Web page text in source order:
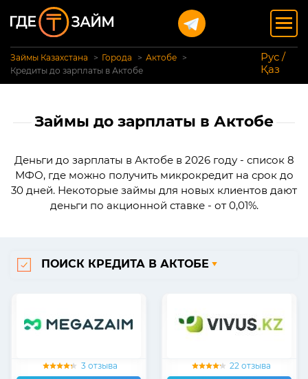
Займы Казахстана Города
Актобе
Кредиты до зарплаты в Актобе
Рус /
Қаз
Займы до зарплаты в Актобе
Деньги до зарплаты в Актобе в 2026 году - список 8
МФО, где можно получить микрокредит на срок до
30 дней. Некоторые займы для новых клиентов дают
деньги по акционной ставке - от 0,01%.
ПОИСК КРЕДИТА В АКТОБЕ
3 отзыва 22 отзыва